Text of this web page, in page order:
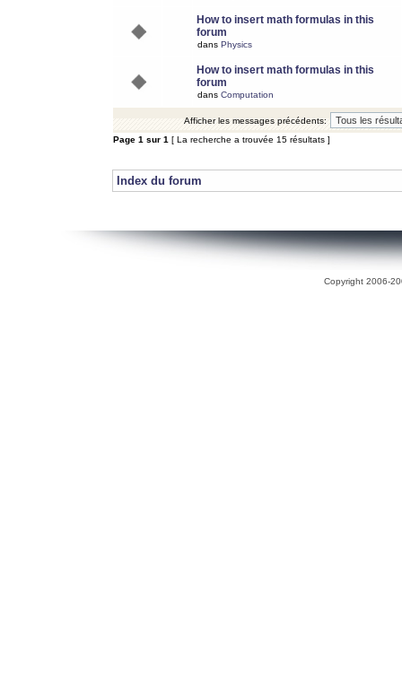
How to insert math formulas in this
forum
dans Physics
How to insert math formulas in this
forum
dans Computation
Afficher les messages précédents:
Page 1 sur 1 [ La recherche a trouvée 15 résultats ]
Index du forum
Copyright 2006-